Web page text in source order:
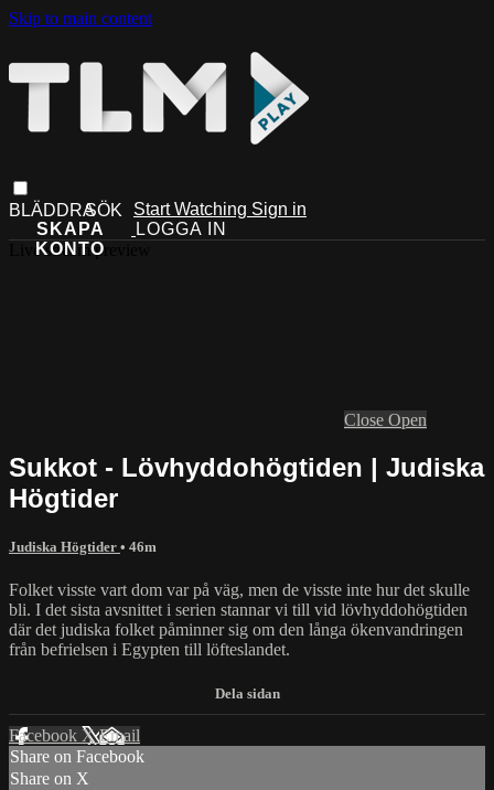
Skip to main content
Start Watching Sign in
Live stream preview
Close Open
Sukkot - Lövhyddohögtiden | Judiska
Högtider
Judiska Högtider • 46m
Folket visste vart dom var på väg, men de visste inte hur det skulle
bli. I det sista avsnittet i serien stannar vi till vid lövhyddohögtiden
där det judiska folket påminner sig om den långa ökenvandringen
från befrielsen i Egypten till löfteslandet.
Facebook XEmail
Share on Facebook
Share on X